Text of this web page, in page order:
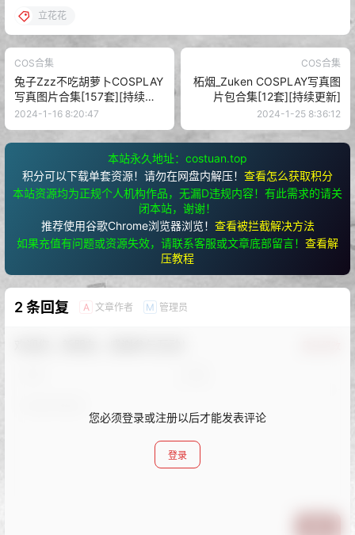
立花花
COS合集
兔子Zzz不吃胡萝卜COSPLAY
写真图片合集[157套][持续更
新]
2024-1-16 8:20:47
COS合集
柘烟_Zuken COSPLAY写真图
片包合集[12套][持续更新]
2024-1-25 8:36:12
本站永久地址：costuan.top
积分可以下载单套资源！请勿在网盘内解压！ 查看怎么获取积分
本站资源均为正规个人机构作品，无漏D违规内容！有此需求的请关
闭本站，谢谢！
推荐使用谷歌Chrome浏览器浏览！ 查看被拦截解决方法
如果充值有问题或资源失效，请联系客服或文章底部留言！ 查看解
压教程
2 条回复 A 文章作者 M 管理员
您必须登录或注册以后才能发表评论
登录